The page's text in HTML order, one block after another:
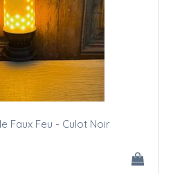
Faux Feu - Culot Noir